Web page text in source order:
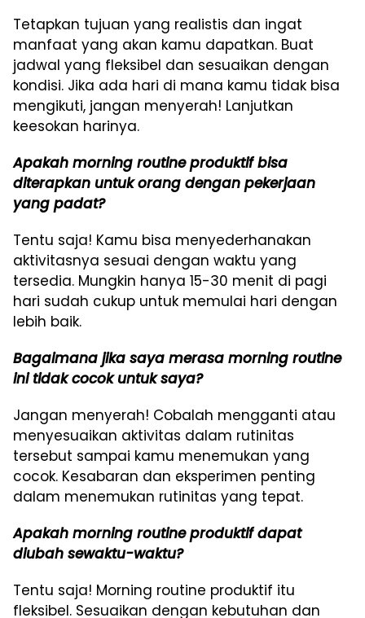
Tetapkan tujuan yang realistis dan ingat
manfaat yang akan kamu dapatkan. Buat
jadwal yang fleksibel dan sesuaikan dengan
kondisi. Jika ada hari di mana kamu tidak bisa
mengikuti, jangan menyerah! Lanjutkan
keesokan harinya.
Apakah morning routine produktif bisa
diterapkan untuk orang dengan pekerjaan
yang padat?
Tentu saja! Kamu bisa menyederhanakan
aktivitasnya sesuai dengan waktu yang
tersedia. Mungkin hanya 15-30 menit di pagi
hari sudah cukup untuk memulai hari dengan
lebih baik.
Bagaimana jika saya merasa morning routine
ini tidak cocok untuk saya?
Jangan menyerah! Cobalah mengganti atau
menyesuaikan aktivitas dalam rutinitas
tersebut sampai kamu menemukan yang
cocok. Kesabaran dan eksperimen penting
dalam menemukan rutinitas yang tepat.
Apakah morning routine produktif dapat
diubah sewaktu-waktu?
Tentu saja! Morning routine produktif itu
fleksibel. Sesuaikan dengan kebutuhan dan